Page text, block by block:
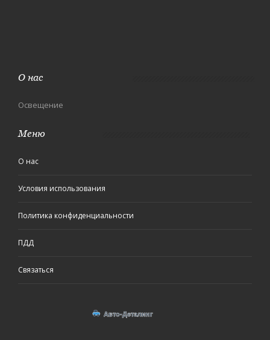
О нас
Освещение
Меню
О нас
Условия использования
Политика конфиденциальности
ПДД
Связаться